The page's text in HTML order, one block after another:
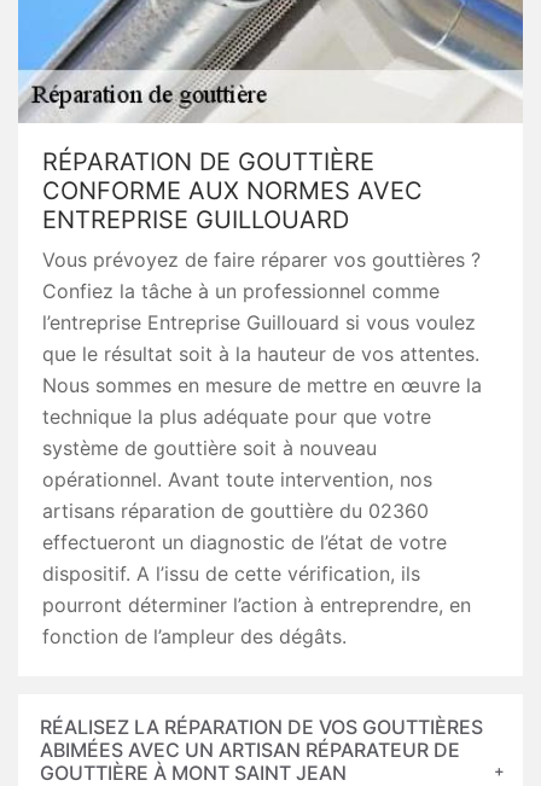
RÉPARATION DE GOUTTIÈRE
CONFORME AUX NORMES AVEC
ENTREPRISE GUILLOUARD
Vous prévoyez de faire réparer vos gouttières ?
Confiez la tâche à un professionnel comme
l’entreprise Entreprise Guillouard si vous voulez
que le résultat soit à la hauteur de vos attentes.
Nous sommes en mesure de mettre en œuvre la
technique la plus adéquate pour que votre
système de gouttière soit à nouveau
opérationnel. Avant toute intervention, nos
artisans réparation de gouttière du 02360
effectueront un diagnostic de l’état de votre
dispositif. A l’issu de cette vérification, ils
pourront déterminer l’action à entreprendre, en
fonction de l’ampleur des dégâts.
RÉALISEZ LA RÉPARATION DE VOS GOUTTIÈRES
ABIMÉES AVEC UN ARTISAN RÉPARATEUR DE
GOUTTIÈRE À MONT SAINT JEAN